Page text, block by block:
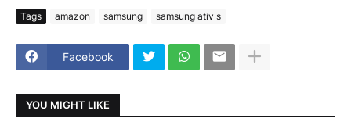
Tags amazon samsung samsung ativ s
Facebook
YOU MIGHT LIKE